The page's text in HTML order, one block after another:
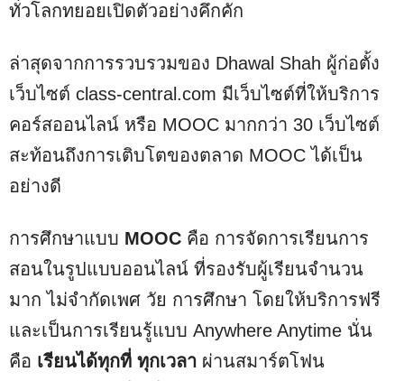
ทั่วโลกทยอยเปิดตัวอย่างคึกคัก
ล่าสุดจากการรวบรวมของ Dhawal Shah ผู้ก่อตั้ง
เว็บไซต์ class-central.com มีเว็บไซต์ที่ให้บริการ
คอร์สออนไลน์ หรือ MOOC มากกว่า 30 เว็บไซต์
สะท้อนถึงการเติบโตของตลาด MOOC ได้เป็น
อย่างดี
การศึกษาแบบ MOOC คือ การจัดการเรียนการ
สอนในรูปแบบออนไลน์ ที่รองรับผู้เรียนจำนวน
มาก ไม่จำกัดเพศ วัย การศึกษา โดยให้บริการฟรี
และเป็นการเรียนรู้แบบ Anywhere Anytime นั่น
คือ เรียนได้ทุกที่ ทุกเวลา ผ่านสมาร์ตโฟน